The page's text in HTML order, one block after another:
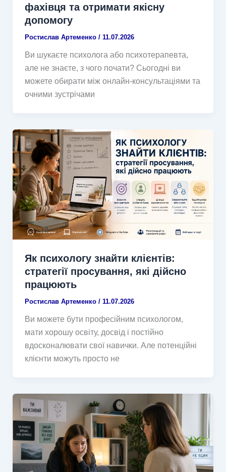
фахівця та отримати якісну
допомогу
Ростислав Артеменко / 11.07.2026
Ви шукаєте психолога або психотерапевта,
але не знаєте, з чого почати? Сьогодні ви
можете обирати між онлайн-консультаціями та
очними зустрічами
Як психологу знайти клієнтів:
стратегії просування, які дійсно
працюють
Ростислав Артеменко / 11.07.2026
Ви можете бути професійним психологом,
мати хорошу освіту, досвід і постійно
вдосконалювати свої навички. Але потенційні
клієнти можуть просто не